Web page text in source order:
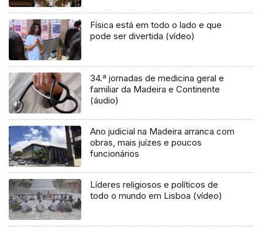
Física está em todo o lado e que
pode ser divertida (vídeo)
34.ª jornadas de medicina geral e
familiar da Madeira e Continente
(áudio)
Ano judicial na Madeira arranca com
obras, mais juízes e poucos
funcionários
Líderes religiosos e políticos de
todo o mundo em Lisboa (vídeo)